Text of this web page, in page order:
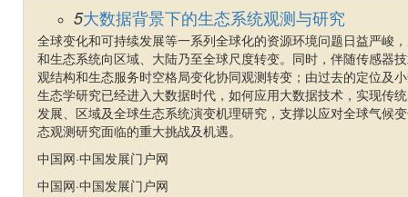
5大数据背景下的生态系统观测与研究
全球变化和可持续发展等一系列全球化的资源环境问题日益严峻
和生态系统向区域、大陆乃至全球尺度转变。同时，伴随传感器
观结构和生态服务时空格局变化协同观测转变；由过去的定位及
生态学研究已经进入大数据时代，如何应用大数据技术，实现传
发展、区域及全球生态系统演变机理研究，支撑以应对全球气候
态观测研究面临的重大挑战及机遇。
中国网·中国发展门户网
中国网·中国发展门户网